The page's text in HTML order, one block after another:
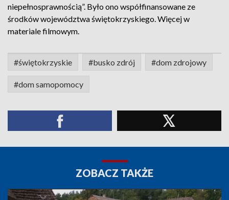
niepełnosprawnością”. Było ono współfinansowane ze
środków województwa świętokrzyskiego. Więcej w
materiale filmowym.
#świętokrzyskie #busko zdrój #dom zdrojowy
#dom samopomocy
ZOBACZ TAKŻE